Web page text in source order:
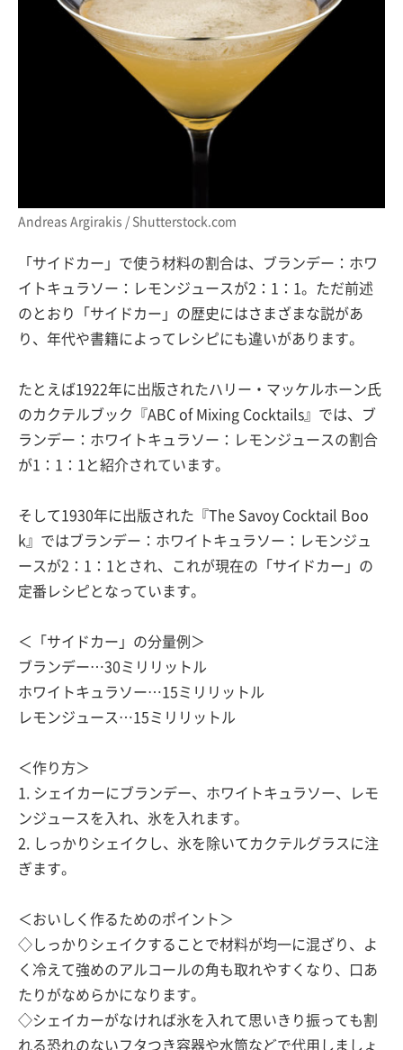
Andreas Argirakis / Shutterstock.com
「サイドカー」で使う材料の割合は、ブランデー：ホワ
イトキュラソー：レモンジュースが2：1：1。ただ前述
のとおり「サイドカー」の歴史にはさまざまな説があ
り、年代や書籍によってレシピにも違いがあります。
たとえば1922年に出版されたハリー・マッケルホーン氏
のカクテルブック『ABC of Mixing Cocktails』では、ブ
ランデー：ホワイトキュラソー：レモンジュースの割合
が1：1：1と紹介されています。
そして1930年に出版された『The Savoy Cocktail Boo
k』ではブランデー：ホワイトキュラソー：レモンジュ
ースが2：1：1とされ、これが現在の「サイドカー」の
定番レシピとなっています。
＜「サイドカー」の分量例＞
ブランデー…30ミリリットル
ホワイトキュラソー…15ミリリットル
レモンジュース…15ミリリットル
＜作り方＞
1. シェイカーにブランデー、ホワイトキュラソー、レモ
ンジュースを入れ、氷を入れます。
2. しっかりシェイクし、氷を除いてカクテルグラスに注
ぎます。
＜おいしく作るためのポイント＞
◇しっかりシェイクすることで材料が均一に混ざり、よ
く冷えて強めのアルコールの角も取れやすくなり、口あ
たりがなめらかになります。
◇シェイカーがなければ氷を入れて思いきり振っても割
れる恐れのないフタつき容器や水筒などで代用しましょ